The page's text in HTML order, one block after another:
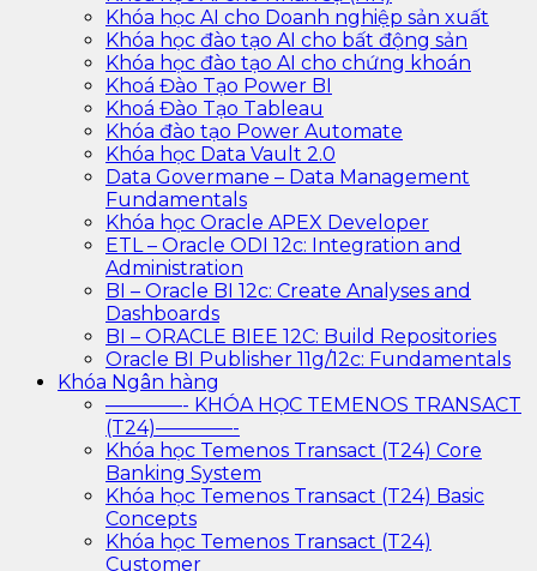
Khóa học AI cho Doanh nghiệp sản xuất
Khóa học đào tạo AI cho bất động sản
Khóa học đào tạo AI cho chứng khoán
Khoá Đào Tạo Power BI
Khoá Đào Tạo Tableau
Khóa đào tạo Power Automate
Khóa học Data Vault 2.0
Data Govermane – Data Management
Fundamentals
Khóa học Oracle APEX Developer
ETL – Oracle ODI 12c: Integration and
Administration
BI – Oracle BI 12c: Create Analyses and
Dashboards
BI – ORACLE BIEE 12C: Build Repositories
Oracle BI Publisher 11g/12c: Fundamentals
Khóa Ngân hàng
————- KHÓA HỌC TEMENOS TRANSACT
(T24)————-
Khóa học Temenos Transact (T24) Core
Banking System
Khóa học Temenos Transact (T24) Basic
Concepts
Khóa học Temenos Transact (T24)
Customer